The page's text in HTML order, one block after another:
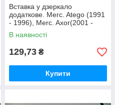
Вставка у дзеркало
додаткове. Merc. Atego (1991
- 1996), Merc. Axor(2001 -
2003). A050105
В наявності
129,73 ₴
Купити